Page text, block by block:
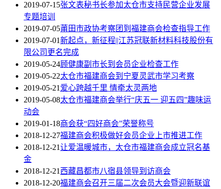
2019-07-15张文表秘书长参加太仓市支持民营企业发展
专题培训
2019-07-05莆田市政协考察团到福建商会检查指导工作
2019-07-01新起点，新征程||江苏冠联新材料科技股份有
限公司更名完成
2019-05-24顾健康副市长到会员企业检查工作
2019-05-22太仓市福建商会到宁夏灵武市学习考察
2019-05-21爱心跨越千里 情牵太灵两地
2019-05-08太仓市福建商会举行“庆五一 迎五四”趣味运
动会
2019-01-18商会获“四好商会”荣誉称号
2018-12-27福建商会积极做好会员企业上市推进工作
2018-12-21让爱温暖城市，太仓市福建商会成立冠名基
金
2018-12-21西藏昌都市八宿县领导到访商会
2018-12-20福建商会召开三届二次会员大会暨迎新联谊